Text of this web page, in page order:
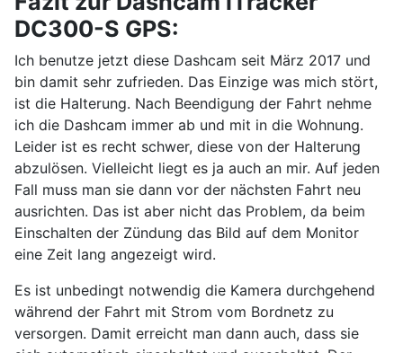
DC300-S GPS:
Ich benutze jetzt diese Dashcam seit März 2017 und
bin damit sehr zufrieden. Das Einzige was mich stört,
ist die Halterung. Nach Beendigung der Fahrt nehme
ich die Dashcam immer ab und mit in die Wohnung.
Leider ist es recht schwer, diese von der Halterung
abzulösen. Vielleicht liegt es ja auch an mir. Auf jeden
Fall muss man sie dann vor der nächsten Fahrt neu
ausrichten. Das ist aber nicht das Problem, da beim
Einschalten der Zündung das Bild auf dem Monitor
eine Zeit lang angezeigt wird.
Es ist unbedingt notwendig die Kamera durchgehend
während der Fahrt mit Strom vom Bordnetz zu
versorgen. Damit erreicht man dann auch, dass sie